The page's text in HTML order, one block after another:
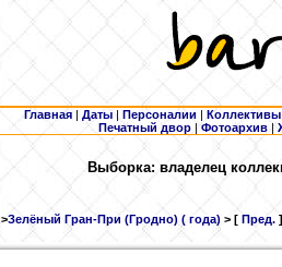
Главная | Даты | Персоналии | Коллективы
Печатный двор |Фотоархив |
Выборка: владелец
>Зелёный Гран-При (Гродно) ( года) > [ Пред.